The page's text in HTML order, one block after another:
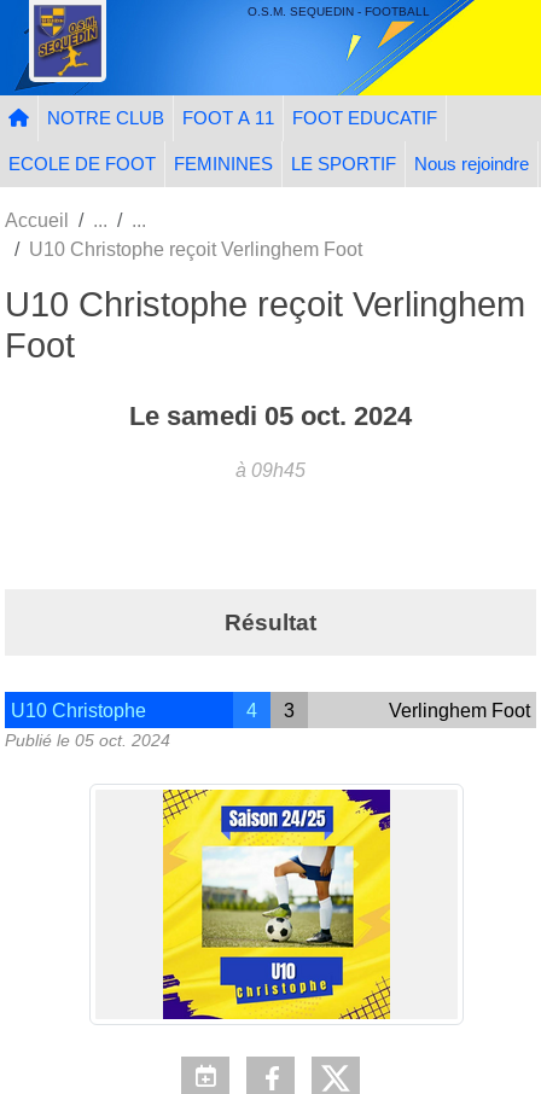
O.S.M. SEQUEDIN - FOOTBALL
NOTRE CLUB FOOT A 11 FOOT EDUCATIF
ECOLE DE FOOT FEMININES LE SPORTIF Nous rejoindre
Accueil
U10 Christophe reçoit Verlinghem Foot
U10 Christophe reçoit Verlinghem
Foot
Le samedi 05 oct. 2024
à 09h45
Résultat
U10 Christophe 4 3 Verlinghem Foot
Publié le 05 oct. 2024
Panneau de gestion des cookies